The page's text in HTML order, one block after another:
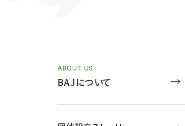
ABOUT US
BAJについて